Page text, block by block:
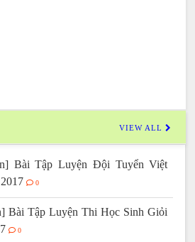
VIEW ALL
Bài Tập Luyện Đội Tuyển Việt
0
Bài Tập Luyện Thi Học Sinh Giỏi
0